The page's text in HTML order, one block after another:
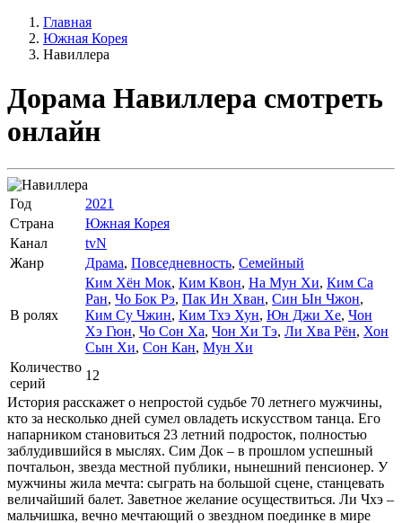
Главная
Южная Корея
Навиллера
Дорама Навиллера смотреть
онлайн
Год
2021
Страна
Южная Корея
Канал
tvN
Жанр
Драма, Повседневность, Семейный
В ролях
Ким Хён Мок, Ким Квон, На Мун Хи, Ким Са
Ран, Чо Бок Рэ, Пак Ин Хван, Син Ын Чжон,
Ким Су Чжин, Ким Тхэ Хун, Юн Джи Хе, Чон
Хэ Гюн, Чо Сон Ха, Чон Хи Тэ, Ли Хва Рён, Хон
Сын Хи, Сон Кан, Мун Хи
Количество
серий
12
История расскажет о непростой судьбе 70 летнего мужчины,
кто за несколько дней сумел овладеть искусством танца. Его
напарником становиться 23 летний подросток, полностью
заблудившийся в мыслях. Сим Док – в прошлом успешный
почтальон, звезда местной публики, нынешний пенсионер. У
мужчины жила мечта: сыграть на большой сцене, станцевать
величайший балет. Заветное желание осуществиться. Ли Чхэ –
мальчишка, вечно мечтающий о звездном поединке в мире